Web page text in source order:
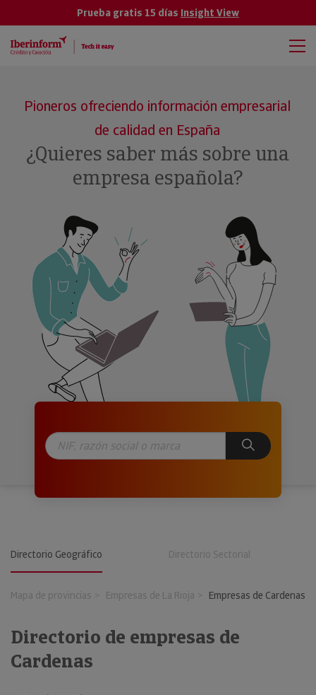
Prueba gratis 15 días Insight View
Pioneros ofreciendo información empresarial
de calidad en España
¿Quieres saber más sobre una
empresa española?
Directorio Geográfico Directorio Sectorial
Mapa de provincias Empresas de La Rioja Empresas de Cardenas
Directorio de empresas de
Cardenas